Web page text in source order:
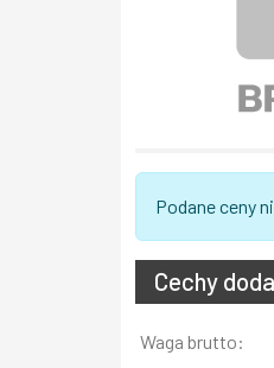
Podane ceny
Cechy
Informacja
Wartość
Waga brutto: